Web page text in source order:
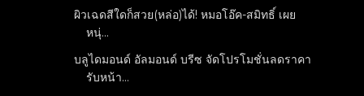
ผิวเฉดสีใดก็สวย(หล่อ)ได้! หมอโอ๊ค-สมิทธิ์ เผย
หนุ่...
บลูไดมอนด์ อัลมอนด์ บรีซ จัดโปรโมชั่นลดราคา
รับหน้า...